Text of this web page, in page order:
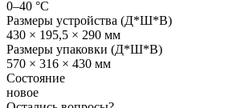
0–40 °C
Размеры устройства (Д*Ш*В)
430 × 195,5 × 290 мм
Размеры упаковки (Д*Ш*В)
570 × 316 × 430 мм
Состояние
новое